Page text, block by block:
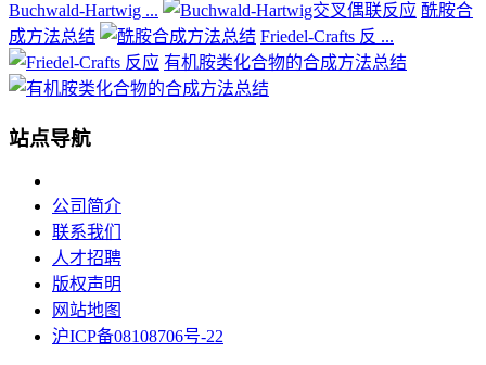
Buchwald-Hartwig ...
酰胺合
成方法总结
Friedel-Crafts 反 ...
有机胺类化合物的合成方法总结
站点导航
公司简介
联系我们
人才招聘
版权声明
网站地图
沪ICP备08108706号-22